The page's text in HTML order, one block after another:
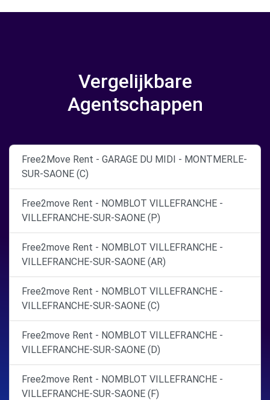
Vergelijkbare
Agentschappen
Free2Move Rent - GARAGE DU MIDI - MONTMERLE-
SUR-SAONE (C)
Free2move Rent - NOMBLOT VILLEFRANCHE -
VILLEFRANCHE-SUR-SAONE (P)
Free2move Rent - NOMBLOT VILLEFRANCHE -
VILLEFRANCHE-SUR-SAONE (AR)
Free2move Rent - NOMBLOT VILLEFRANCHE -
VILLEFRANCHE-SUR-SAONE (C)
Free2move Rent - NOMBLOT VILLEFRANCHE -
VILLEFRANCHE-SUR-SAONE (D)
Free2move Rent - NOMBLOT VILLEFRANCHE -
VILLEFRANCHE-SUR-SAONE (F)